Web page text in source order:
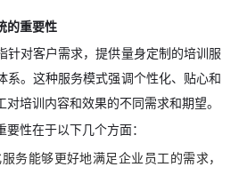
的重要性
针对客户需求，提供量身定制的培训服
系。这种服务模式强调个性化、贴心和
培训内容和效果的不同需求和期望。
性在于以下几个方面：
务能够更好地满足企业员工的需求，